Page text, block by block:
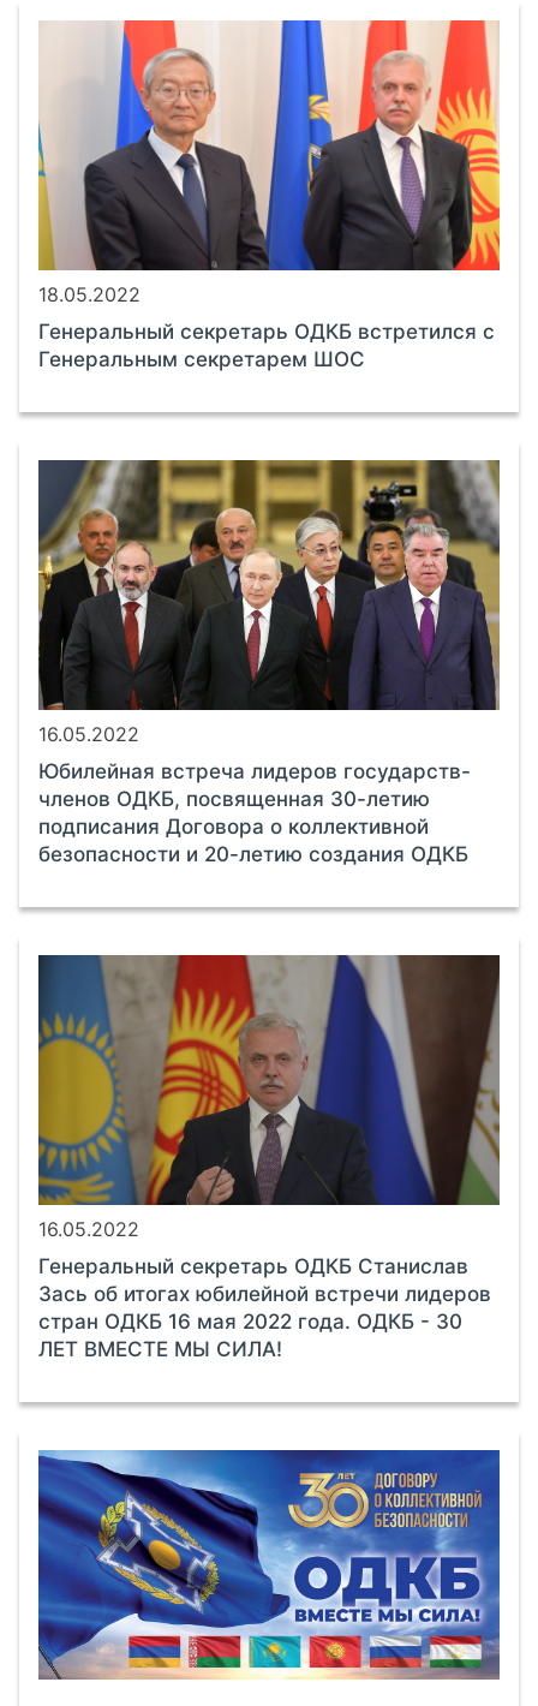
18.05.2022
Генеральный секретарь ОДКБ встретился с
Генеральным секретарем ШОС
16.05.2022
Юбилейная встреча лидеров государств-
членов ОДКБ, посвященная 30-летию
подписания Договора о коллективной
безопасности и 20-летию создания ОДКБ
16.05.2022
Генеральный секретарь ОДКБ Станислав
Зась об итогах юбилейной встречи лидеров
стран ОДКБ 16 мая 2022 года. ОДКБ - 30
ЛЕТ ВМЕСТЕ МЫ СИЛА!